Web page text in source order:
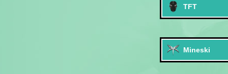
TFT
Mineski